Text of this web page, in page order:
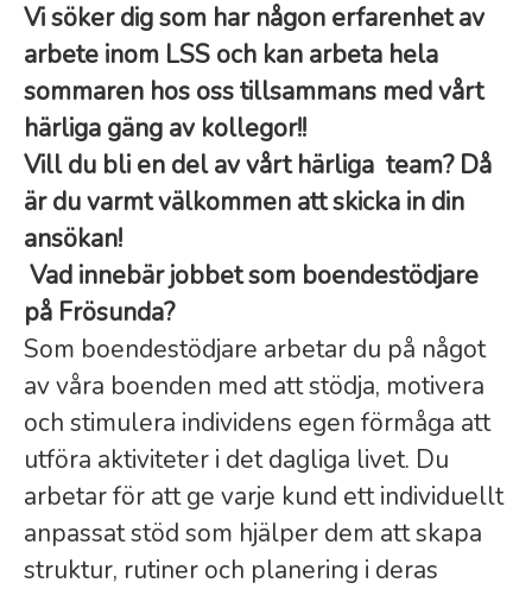
Vi söker dig som har någon erfarenhet av
arbete inom LSS och kan arbeta hela
sommaren hos oss tillsammans med vårt
härliga gäng av kollegor!!
Vill du bli en del av vårt härliga team? Då
är du varmt välkommen att skicka in din
ansökan!
Vad innebär jobbet som boendestödjare
på Frösunda?
Som boendestödjare arbetar du på något
av våra boenden med att stödja, motivera
och stimulera individens egen förmåga att
utföra aktiviteter i det dagliga livet. Du
arbetar för att ge varje kund ett individuellt
anpassat stöd som hjälper dem att skapa
struktur, rutiner och planering i deras